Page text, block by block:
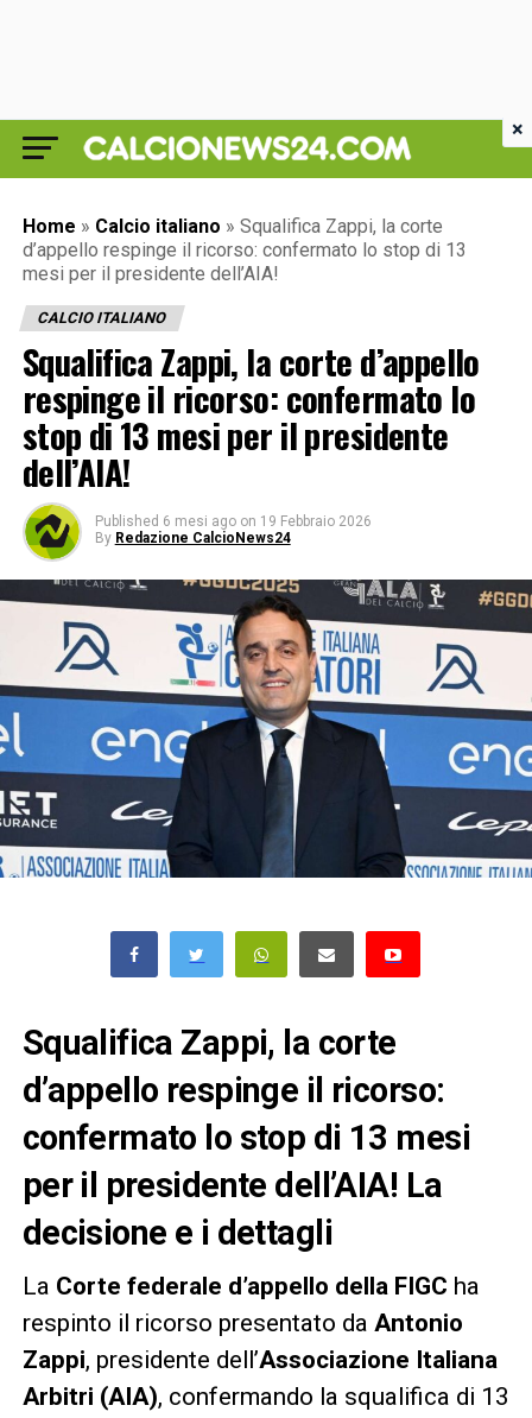
Home » Calcio italiano » Squalifica Zappi, la corte
d’appello respinge il ricorso: confermato lo stop di 13
mesi per il presidente dell’AIA!
CALCIO ITALIANO
Squalifica Zappi, la corte d’appello
respinge il ricorso: confermato lo
stop di 13 mesi per il presidente
dell’AIA!
Published 6 mesi ago on 19 Febbraio 2026
By Redazione CalcioNews24
Squalifica Zappi, la corte
d’appello respinge il ricorso:
confermato lo stop di 13 mesi
per il presidente dell’AIA! La
decisione e i dettagli
La Corte federale d’appello della FIGC ha
respinto il ricorso presentato da Antonio
Zappi, presidente dell’Associazione Italiana
Arbitri (AIA), confermando la squalifica di 13
×